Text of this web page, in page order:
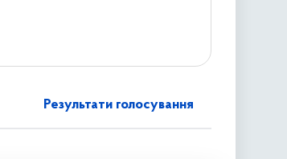
Результати голосування